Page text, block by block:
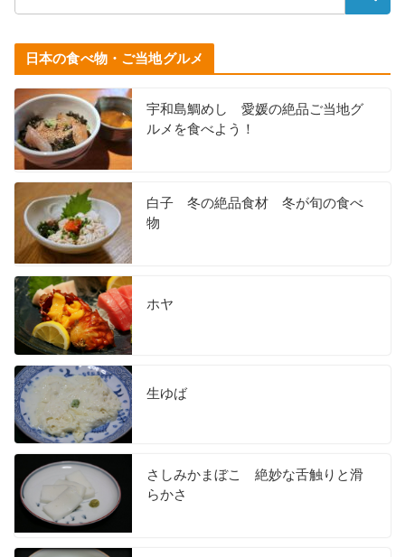
日本の食べ物・ご当地グルメ
宇和島鯛めし 愛媛の絶品ご当地グ
ルメを食べよう！
白子 冬の絶品食材 冬が旬の食べ
物
ホヤ
生ゆば
さしみかまぼこ 絶妙な舌触りと滑
らかさ